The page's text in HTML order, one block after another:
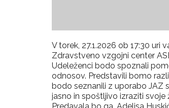
V torek, 27.1.2026 ob 17:30
Zdravstveno vzgojni center
Udeleženci bodo spoznali
odnosov. Predstavili bomo
bodo seznanili z uporabo JAZ
jasno in spoštljivo izraziti svoje